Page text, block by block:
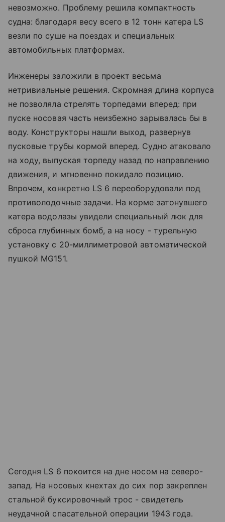
невозможно. Проблему решила компактность
судна: благодаря весу всего в 12 тонн катера LS
везли по суше на поездах и специальных
автомобильных платформах.
Инженеры заложили в проект весьма
нетривиальные решения. Скромная длина корпуса
не позволяла стрелять торпедами вперед: при
пуске носовая часть неизбежно зарывалась бы в
воду. Конструкторы нашли выход, развернув
пусковые трубы кормой вперед. Судно атаковало
на ходу, выпуская торпеду назад по направлению
движения, и мгновенно покидало позицию.
Впрочем, конкретно LS 6 переоборудовали под
противолодочные задачи. На корме затонувшего
катера водолазы увидели специальный люк для
сброса глубинных бомб, а на носу - турельную
установку с 20-миллиметровой автоматической
пушкой MG151.
Сегодня LS 6 покоится на дне носом на северо-
запад. На носовых кнехтах до сих пор закреплен
стальной буксировочный трос - свидетель
неудачной спасательной операции 1943 года.